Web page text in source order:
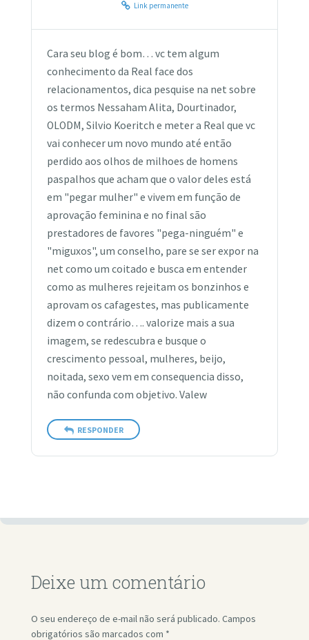
Link permanente
Cara seu blog é bom… vc tem algum
conhecimento da Real face dos
relacionamentos, dica pesquise na net sobre
os termos Nessaham Alita, Dourtinador,
OLODM, Silvio Koeritch e meter a Real que vc
vai conhecer um novo mundo até então
perdido aos olhos de milhoes de homens
paspalhos que acham que o valor deles está
em "pegar mulher" e vivem em função de
aprovação feminina e no final são
prestadores de favores "pega-ninguém" e
"miguxos", um conselho, pare se ser expor na
net como um coitado e busca em entender
como as mulheres rejeitam os bonzinhos e
aprovam os cafagestes, mas publicamente
dizem o contrário…. valorize mais a sua
imagem, se redescubra e busque o
crescimento pessoal, mulheres, beijo,
noitada, sexo vem em consequencia disso,
não confunda com objetivo. Valew
RESPONDER
Deixe um comentário
O seu endereço de e-mail não será publicado. Campos
obrigatórios são marcados com *